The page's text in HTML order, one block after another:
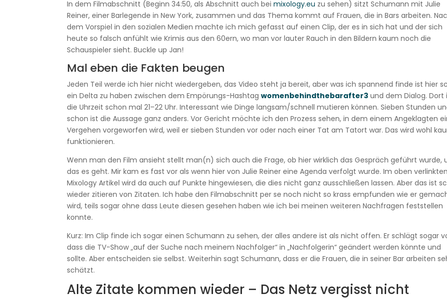
In dem Filmabschnitt (Beginn 34:50, als Abschnitt auch beimixology.eu zu sehen) sitzt Schumann mit Julie
Reiner, einer Barlegende in New York, zusammen und das Thema kommt auf Frauen, die in Bars arbeiten.
dem Vorspiel in den sozialen Medien machte ich mich gefasst auf einen Clip, der es in sich hat und der sich
heute so falsch anfühlt wie Krimis aus den 60ern, wo man vor lauter Rauch in den Bildern kaum noch die
Schauspieler sieht. Buckle up Jan!
Mal eben die Fakten beugen
Jeden Teil werde ich hier nicht wiedergeben, das Video steht ja bereit, aber was ich spannend finde ist hier
ein Delta zu haben zwischen dem Empörungs-Hashtagwomenbehindthebarafter3 und dem Dialog. Dort
die Uhrzeit schon mal 21–22 Uhr. Interessant wie Dinge langsam/schnell mutieren können. Sieben Stunden
schon ist die Aussage ganz anders. Vor Gericht möchte ich den Prozess sehen, in dem einem Angeklagten
Vergehen vorgeworfen wird, weil er sieben Stunden vor oder nach einer Tat am Tatort war. Das wird wohl
funktionieren.
Wenn man den Film ansieht stellt man(n) sich auch die Frage, ob hier wirklich das Gespräch geführt wurde,
das es geht. Mir kam es fast vor als wenn hier von Julie Reiner eine Agenda verfolgt wurde. Im oben verlinkten
Mixology Artikel wird da auch auf Punkte hingewiesen, die dies nicht ganz ausschließen lassen. Aber das ist
wieder zitieren von Zitaten. Ich habe den Filmabschnitt per se noch nicht so krass empfunden wie er
wird, teils sogar ohne dass Leute diesen gesehen haben wie ich bei meinen weiteren Nachfragen feststellen
konnte.
Kurz: Im Clip finde ich sogar einen Schumann zu sehen, der alles andere ist als nicht offen. Er schlägt sogar
dass die TV-Show „auf der Suche nach meinem Nachfolger“ in „Nachfolgerin“ geändert werden könnte und
sollte. Aber entscheiden sie selbst. Weiterhin sagt Schumann, dass er die Frauen, die in seiner Bar arbeiten
schätzt.
Alte Zitate kommen wieder – Das Netz vergisst nicht